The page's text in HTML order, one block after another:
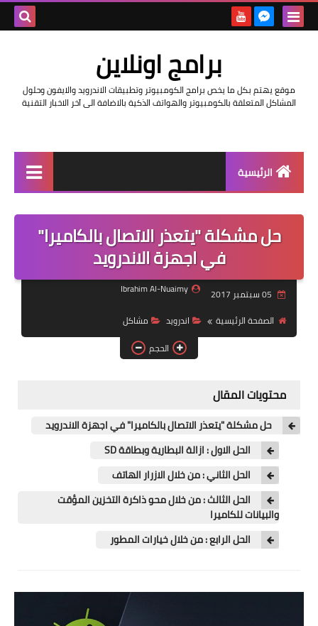
برامج اونلاين
موقع يهتم بكل ما يخص برامج الكومبيوتر وتطبيقات الاندرويد والايفون وحلول
المشاكل المتعلقة بالكومبيوتر والهواتف الذكية بالاضافة الى آخر الاخبار التقنية
الرئيسية
مراجعات
حماية
اندرويد
آيفون
ويندوز
الربح من الانترنت
جوجل
بلوجر
حل مشكلة "يتعذر الاتصال بالكاميرا"
في اجهزة الاندرويد
Ibrahim Al-Nuaimy
الصفحة الرئيسية
اندرويد
مشاكل
الحجم
محتويات المقال
حل مشكلة "يتعذر الاتصال بالكاميرا" في اجهزة الاندرويد
الحل الاول : ازالة البطارية وبطاقة SD
الحل الثاني : من خلال الازرار الهاتف
الحل الثالث : من خلال محو ذاكرة التخزين المؤقت
والبيانات للكاميرا
الحل الرابع : من خلال خيارات المطور